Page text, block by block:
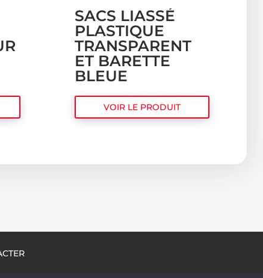
SACS LIASSÉ
PLASTIQUE
TRANSPARENT
ET BARETTE
BLEUE
VOIR LE PRODUIT